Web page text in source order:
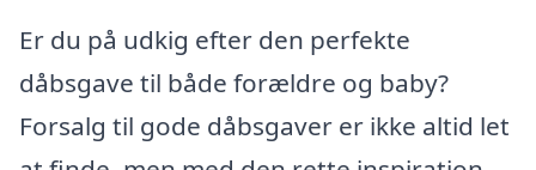
Er du på udkig efter den perfekte
dåbsgave til både forældre og baby?
Forsalg til gode dåbsgaver er ikke altid let